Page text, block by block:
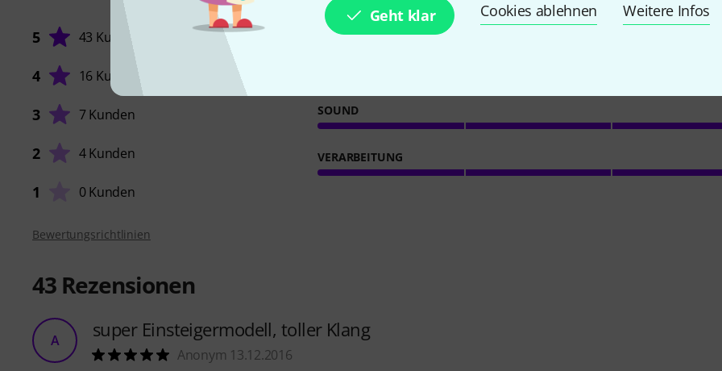
Geht klar Cookies ablehnen Weitere Infos
5 43 Kunden
4 16 Kunden
3 7 Kunden
2 4 Kunden
1 0 Kunden
SOUND
VERARBEITUNG
Bewertungsrichtlinien
43 Rezensionen
A super Einsteigermodell, toller Klang
Anonym 13.12.2016